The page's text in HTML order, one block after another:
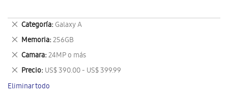
Categoría Galaxy A
Eliminar
este
artículo
Memoria 256GB
Eliminar
este
artículo
Camara 24MP o más
Eliminar
este
artículo
Precio US$ 390.00 - US$ 399.99
Eliminar
este
artículo
Eliminar todo